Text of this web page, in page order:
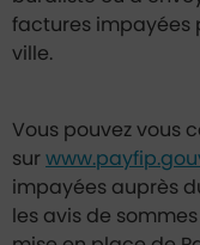
factures impayées
ville.
Vous pouvez vous
sur
impayées auprès
les avis de